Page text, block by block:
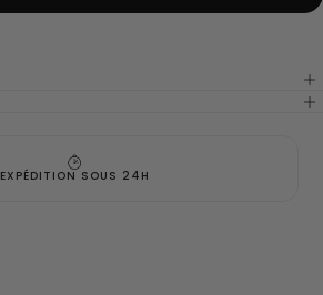
EXPÉDITION SOUS 24H